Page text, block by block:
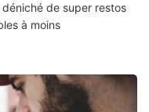
déniché de super restos
à moins